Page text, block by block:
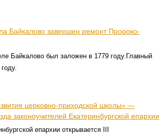
Байкалово завершен ремонт Пророко-
Байкалово был заложен в 1779 году.Главный
церковно-приходской школы» —
законоучителей Екатеринбургской епархии
епархии открывается III